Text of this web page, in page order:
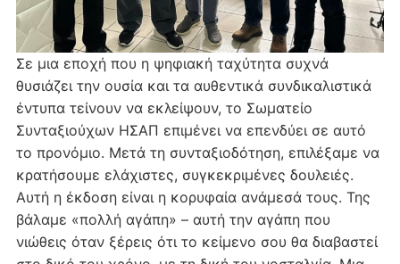
Σε μια εποχή που η ψηφιακή ταχύτητα συχνά
θυσιάζει την ουσία και τα αυθεντικά συνδικαλιστικά
έντυπα τείνουν να εκλείψουν, το Σωματείο
Συνταξιούχων ΗΣΑΠ επιμένει να επενδύει σε αυτό
το προνόμιο. Μετά τη συνταξιοδότηση, επιλέξαμε να
κρατήσουμε ελάχιστες, συγκεκριμένες δουλειές.
Αυτή η έκδοση είναι η κορυφαία ανάμεσά τους. Της
βάλαμε «πολλή αγάπη» – αυτή την αγάπη που
νιώθεις όταν ξέρεις ότι το κείμενο σου θα διαβαστεί